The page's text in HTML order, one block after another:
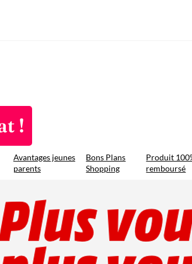
!
Avantages jeunes
parents
Bons Plans
Shopping
Produit
remboursé